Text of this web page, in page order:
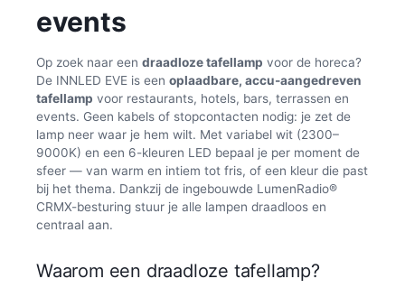
events
Op zoek naar een draadloze tafellamp voor de horeca?
De INNLED EVE is een oplaadbare, accu-aangedreven
tafellamp voor restaurants, hotels, bars, terrassen en
events. Geen kabels of stopcontacten nodig: je zet de
lamp neer waar je hem wilt. Met variabel wit (2300–
9000K) en een 6-kleuren LED bepaal je per moment de
sfeer — van warm en intiem tot fris, of een kleur die past
bij het thema. Dankzij de ingebouwde LumenRadio®
CRMX-besturing stuur je alle lampen draadloos en
centraal aan.
Waarom een draadloze tafellamp?